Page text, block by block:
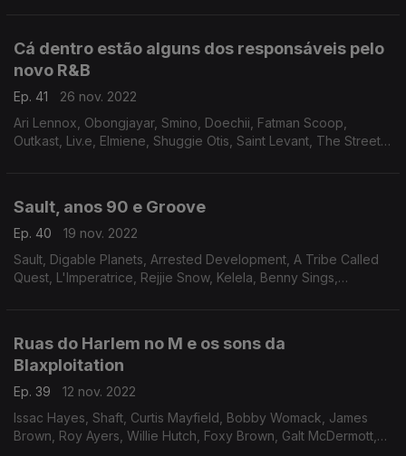
Cá dentro estão alguns dos responsáveis pelo
novo R&B
Ep. 41
26 nov. 2022
Ari Lennox, Obongjayar, Smino, Doechii, Fatman Scoop,
Outkast, Liv.e, Elmiene, Shuggie Otis, Saint Levant, The Streets,
Sault, anos 90 e Groove
Ep. 40
19 nov. 2022
Sault, Digable Planets, Arrested Development, A Tribe Called
Quest, L'Imperatrice, Rejjie Snow, Kelela, Benny Sings,
Ruas do Harlem no M e os sons da
Blaxploitation
Ep. 39
12 nov. 2022
Issac Hayes, Shaft, Curtis Mayfield, Bobby Womack, James
Brown, Roy Ayers, Willie Hutch, Foxy Brown, Galt McDermott,